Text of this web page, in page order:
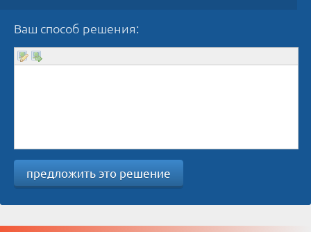
Ваш способ решения:
предложить это решение